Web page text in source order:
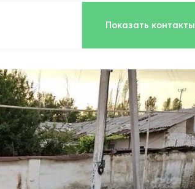
Показать контакты